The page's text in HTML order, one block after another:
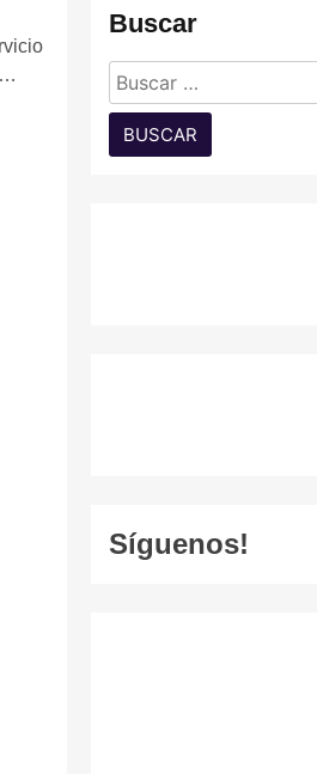
Buscar
Buscar:
Síguenos!